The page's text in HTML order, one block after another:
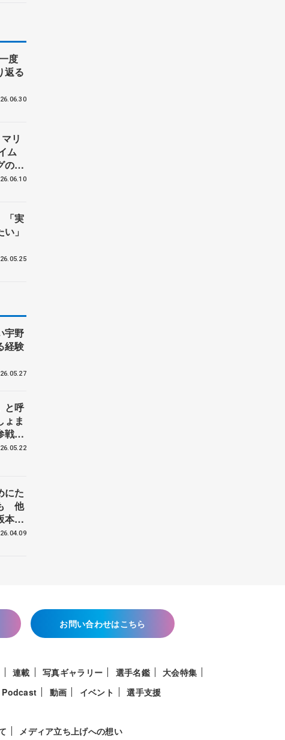
度
返る
リ
ム
の大
「実
」
宇野
経験
と呼
ょま
参戦
にた
他
本花
お問い合わせはこちら
連載 写真ギャラリー 選手名鑑
大会特集
Podcast 動画 イベント 選手支援
メディア立ち上げへの想い